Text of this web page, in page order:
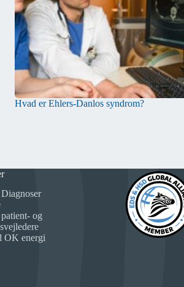
Hvad er Ehlers-Danlos syndrom?
og
OK energi